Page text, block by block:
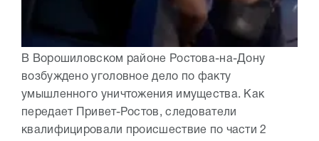
В Ворошиловском районе Ростова-на-Дону
возбуждено уголовное дело по факту
умышленного уничтожения имущества. Как
передает Привет-Ростов, следователи
квалифицировали происшествие по части 2